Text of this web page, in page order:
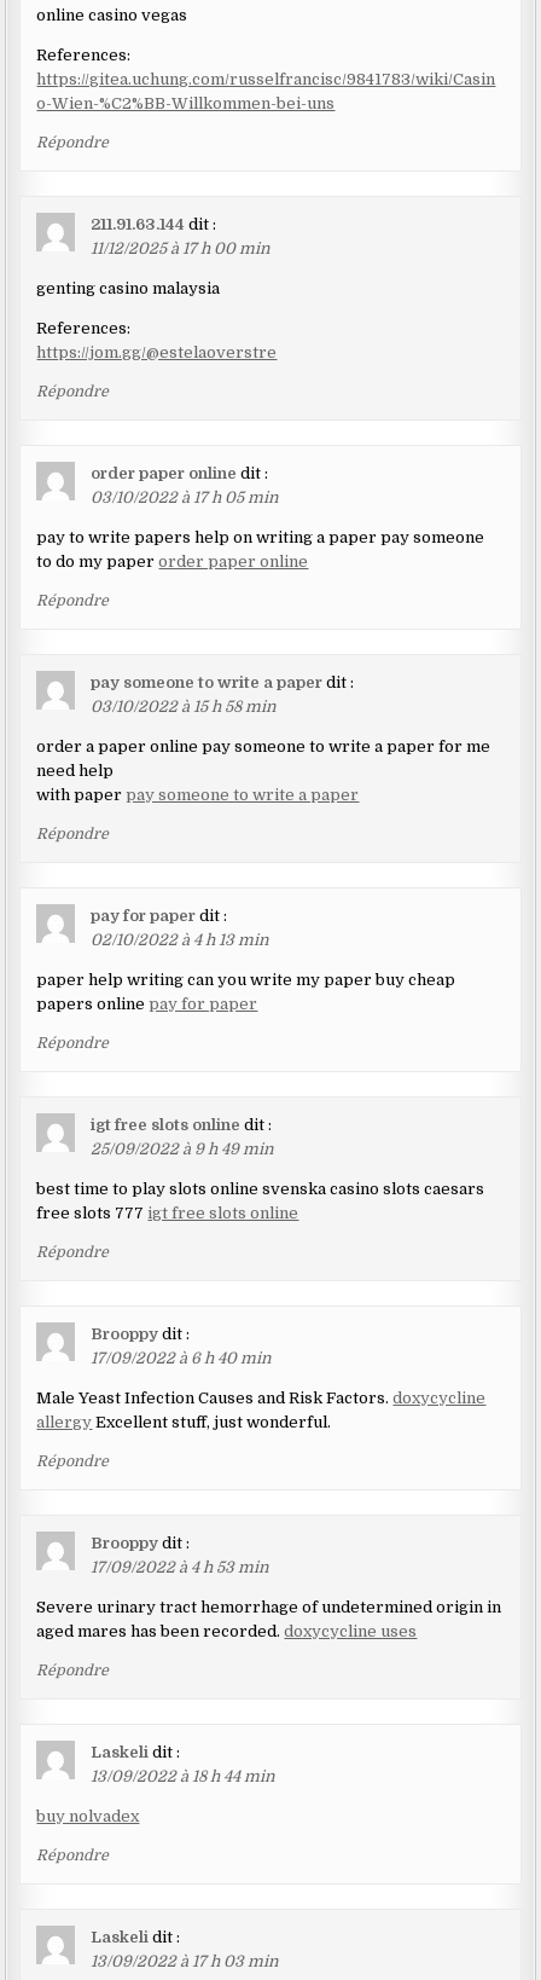
online casino vegas
References:
https://gitea.uchung.com/russelfrancisc/9841783/wiki/Casin
o-Wien-%C2%BB-Willkommen-bei-uns
Répondre
211.91.63.144 dit :
11/12/2025 à 17 h 00 min
genting casino malaysia
References:
https://jom.gg/@estelaoverstre
Répondre
order paper online dit :
03/10/2022 à 17 h 05 min
pay to write papers help on writing a paper pay someone
to do my paperorder paper online
Répondre
pay someone to write a paper dit :
03/10/2022 à 15 h 58 min
order a paper online pay someone to write a paper for me
need help
with paperpay someone to write a paper
Répondre
pay for paper dit :
02/10/2022 à 4 h 13 min
paper help writing can you write my paper buy cheap
papers onlinepay for paper
Répondre
igt free slots online dit :
25/09/2022 à 9 h 49 min
best time to play slots online svenska casino slots caesars
free slots 777 igt free slots online
Répondre
Brooppy dit :
17/09/2022 à 6 h 40 min
Male Yeast Infection Causes and Risk Factors.doxycycline
allergy Excellent stuff, just wonderful.
Répondre
Brooppy dit :
17/09/2022 à 4 h 53 min
Severe urinary tract hemorrhage of undetermined origin in
aged mares has been recorded.doxycycline uses
Répondre
Laskeli dit :
13/09/2022 à 18 h 44 min
buy nolvadex
Répondre
Laskeli dit :
13/09/2022 à 17 h 03 min